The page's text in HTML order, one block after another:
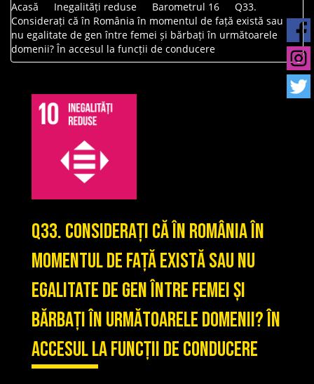
Acasă Inegalități reduse Barometrul 16
Q33.
Considerați că în România în momentul de față există sau
nu egalitate de gen între femei și bărbați în următoarele
domenii? În accesul la funcții de conducere
Q33. Considerați că în România în
momentul de față există sau nu
egalitate de gen între femei și
bărbați în următoarele domenii? În
accesul la funcții de conducere